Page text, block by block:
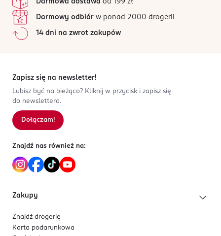
426407210
CN-Chiny
Kod EAN
Wszystkie opinie są zweryfikowane zakupem.
4
0%
2
1
0%
Sortowanie wg
Darmowa dostawa od 199 zł
Darmowy odbiór w ponad 2000 drogerii
14 dni na zwrot zakupów
Zapisz się na newsletter!
Lubisz być na bieżąco? Kliknij w przycisk i zapisz się
do newslettera.
Dołączam!
Znajdź nas również na:
Zakupy
Znajdź drogerię
Karta podarunkowa